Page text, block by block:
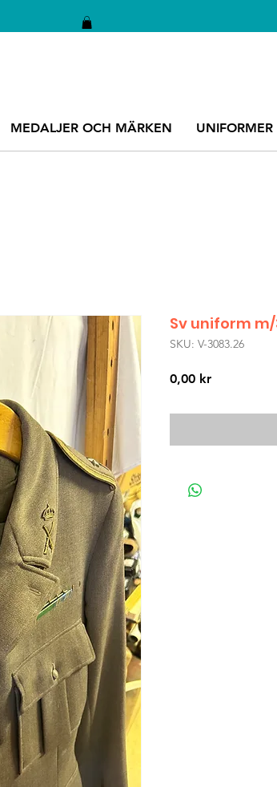
MEDALJER OCH MÄRKEN
Sv uniform
SKU: V-3083.26
0,00 krPris